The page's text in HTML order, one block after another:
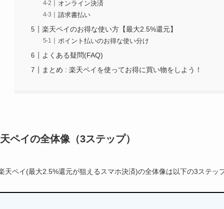
オンライン決済
請求書払い
楽天ペイのお得な使い方【最大2.5%還元】
ポイント払いのお得な使い分け
よくある疑問(FAQ)
まとめ : 楽天ペイを使ってお得に買い物をしよう！
ペイの全体像（3ステップ）
天ペイ(最大2.5%還元が狙えるスマホ決済)の全体像は以下の3ステッ